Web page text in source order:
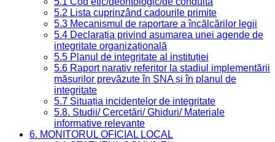
5.2 Lista cuprinzând cadourile primite
5.3 Mecanismul de raportare a încălcărilor legii
5.4 Declarația privind asumarea unei agende de
integritate organizațională
5.5 Planul de integritate al instituției
5.6 Raport narativ referitor la stadiul implementării
măsurilor prevăzute în SNA și în planul de
integritate
5.7 Situația incidentelor de integritate
5.8. Studii/ Cercetări/ Ghiduri/ Materiale
informative relevante
6. MONITORUL OFICIAL LOCAL